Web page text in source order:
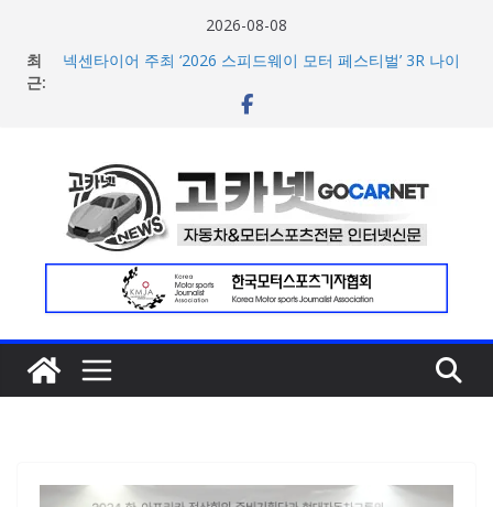
2026-08-08
최
근:
넥센타이어 주최 ‘2026 스피드웨이 모터 페스티벌’ 3R 나이
아우디, 405일 만에 완성한 초고성능 슈퍼카 ‘누볼라리’ 제
이션 엔진’ 공개
마일레, 코너링 쏠림·하체 소음 잡는 ‘스테빌라이저 링크’ 정
비 솔루션 제안
한온시스템, 캐나다 정부로부터 1,000만 캐나다달러 규모
지원 확보